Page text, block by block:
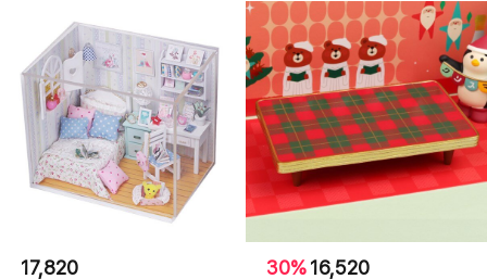
17,820 30%16,520